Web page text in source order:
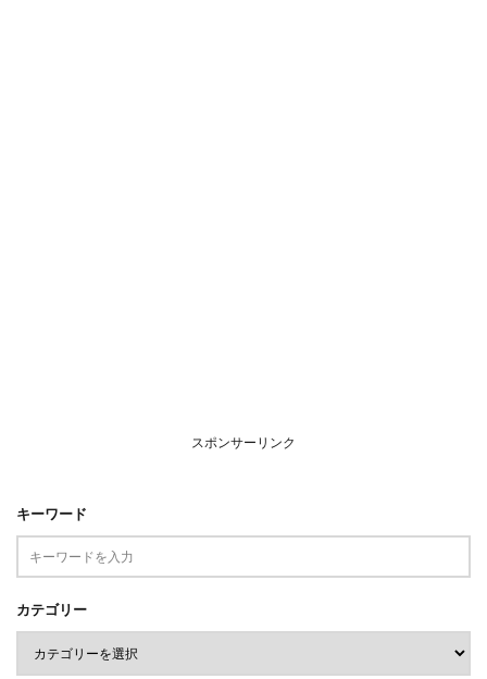
スポンサーリンク
キーワード
カテゴリー